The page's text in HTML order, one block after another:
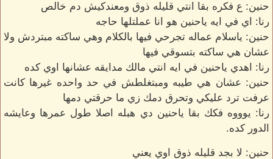
حنين: ع فكره بقا انتي قليله ذوق ومعندكيش دم خالص
رنا: اي في ايه ياحنين هو انا عملتلها حاجه
حنين: ياسلام عماله تجرحي فيها بالكلام وهي ساكته مبتردش ولا
عشان هي ساكته بتسوقي فيها
رنا: اهدي ياحنين في ايه انتي مالك مدايقه عشانها اوي كده
حنين: عشان هي طيبه ومبتغلطش في حد واحده غيرها كانت
عرفت ترد عليكي وتحرق دمك زي ما حرقتي دمها
رنا: يوووه فكك بقا ياحنين دي هبله اصلا طول عمرها وعايشه
الدور كده.
حنين: لا بجد قليله ذوق اوي يعني